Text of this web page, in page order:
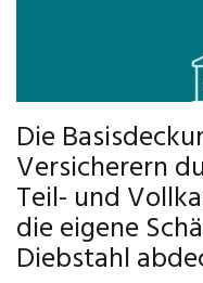
Die
Versicherern
Teil- und
die eigene
Diebstahl